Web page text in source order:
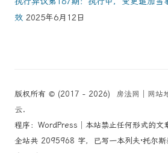
效 2025年6月12日
版权所有 © (2017 - 2026) 房法网 网站
云.
程序：WordPress│本站禁止任何形式的文
全站共 2095968 字，已写一本列夫·托尔